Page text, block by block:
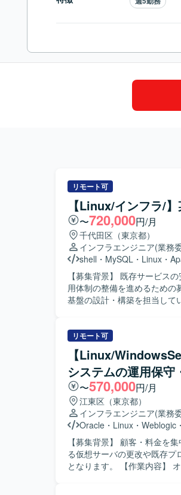
リモート可
【Linux/インフラ/
〜720,000円/月
千代田区（東京都）
インフラエンジニア(業務
shell ・ MySQL ・ Linux ・
【募集背景】 既存サービス
用体制の整備を進めるための募集になります。 【作業内容
基盤の設計・構築を担当して
ュニケーションを取りなが
とらわれず、より適切なア
も臨機応変に動き、キャッチアップし
模な予約サービスのインフ
を経験することができます
わる機会も多いため、技術力と提案力
上でのLAMP系ミドルウェア
用ツール開発や、Gitを用い
どを行っていただきます。
リモート可
【Linux/
システムの運用保守
〜570,000円/月
江東区（東京都）
インフラエンジニア(業務
Oracle ・ Linux ・ Weblogic ・
【募集背景】 顧客・料金を
る仮想サーバの更改や既存
となります。 【作業内容】 オンプレ環境で構築された社内向け大規模システムの運用保守およ